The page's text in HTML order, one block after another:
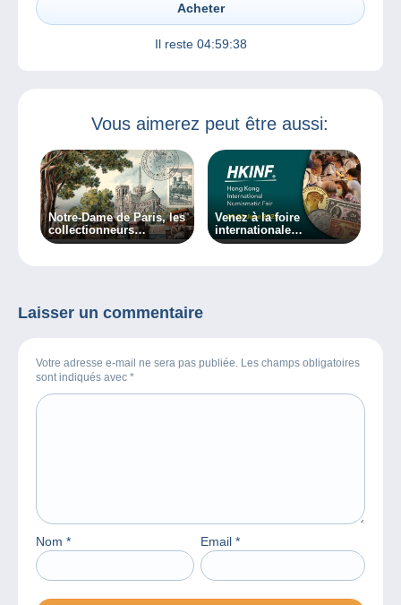
Acheter
Il reste 04:59:38
Vous aimerez peut être aussi:
Notre-Dame de Paris, les
collectionneurs
contribuent !
Venez à la foire
internationale
numismatique de Hong-
Laisser un commentaire
Votre adresse e-mail ne sera pas publiée. Les champs obligatoires
sont indiqués avec *
Nom * Email *